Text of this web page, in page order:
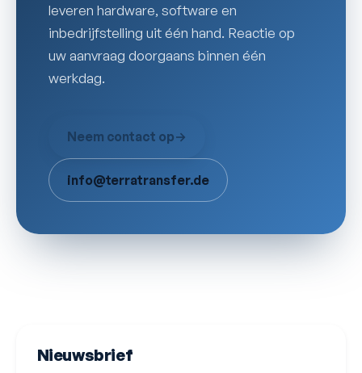
leveren hardware, software en
inbedrijfstelling uit één hand. Reactie op
uw aanvraag doorgaans binnen één
werkdag.
Neem contact op→
info@terratransfer.de
Nieuwsbrief